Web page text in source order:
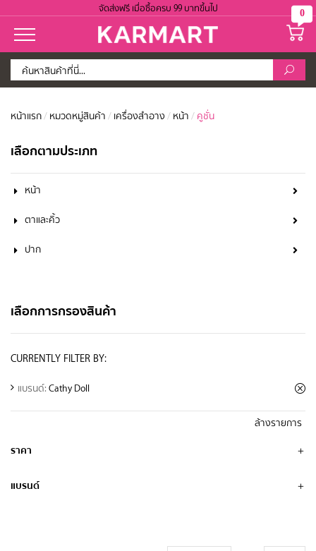
จัดส่งฟรี เมื่อซื้อครบ 99 บาทขึ้นไป 0
หน้าแรก / หมวดหมู่สินค้า / เครื่องสำอาง / หน้า / คูชั่น
เลือกตามประเภท
หน้า
ตาและคิ้ว
ปาก
เลือกการกรองสินค้า
CURRENTLY FILTER BY:
แบรนด์: Cathy Doll
ล้างรายการ
ราคา
แบรนด์